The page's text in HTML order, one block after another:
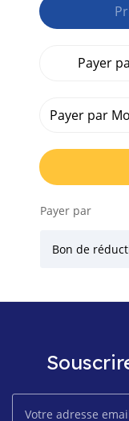
Payer
Payer par
Payer par
Bon de